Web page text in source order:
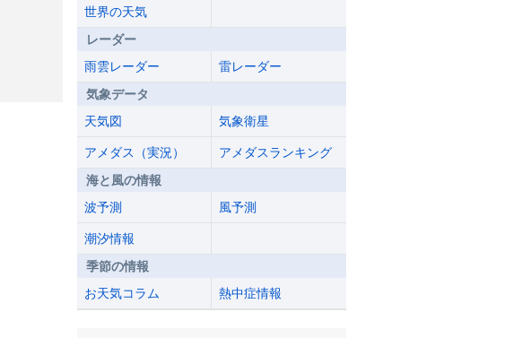
世界の天気
レーダー
雨雲レーダー
雷レーダー
気象データ
天気図
気象衛星
アメダス（実況）
アメダスランキング
海と風の情報
波予測
風予測
潮汐情報
季節の情報
お天気コラム
熱中症情報